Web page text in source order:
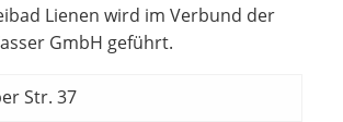
Lienen wird im Verbund der
GmbH geführt.
Str. 37